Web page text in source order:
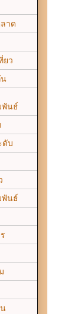
าด
ยว
พันธ์
ดับ
พันธ์